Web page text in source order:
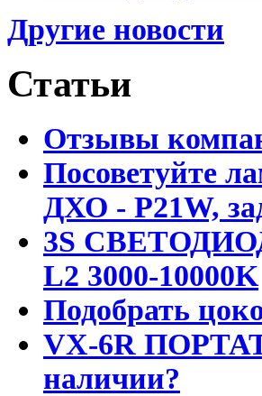
Другие новости
Статьи
Отзывы
Посоветуйте
ДХО - P21W,
3S
L2 3000-10000K
Подобрать
VX-6R
наличии?